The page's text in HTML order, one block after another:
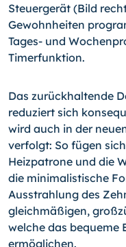
Steuergerät (Bild
Gewohnheiten
Tages- und
Timerfunktion.
Das zurückhaltende
reduziert sich
wird auch in der
verfolgt: So fügen
Heizpatrone und die
die minimalistische
Ausstrahlung des
gleichmäßigen,
welche das bequeme
ermöglichen.